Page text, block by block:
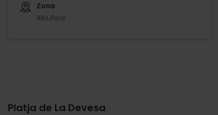
Zona
Albufera
Platja de La Devesa